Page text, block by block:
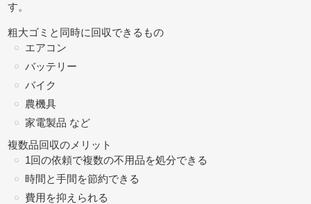
す。
粗大ゴミと同時に回収できるもの
エアコン
バッテリー
バイク
農機具
家電製品 など
複数品回収のメリット
1回の依頼で複数の不用品を処分できる
時間と手間を節約できる
費用を抑えられる